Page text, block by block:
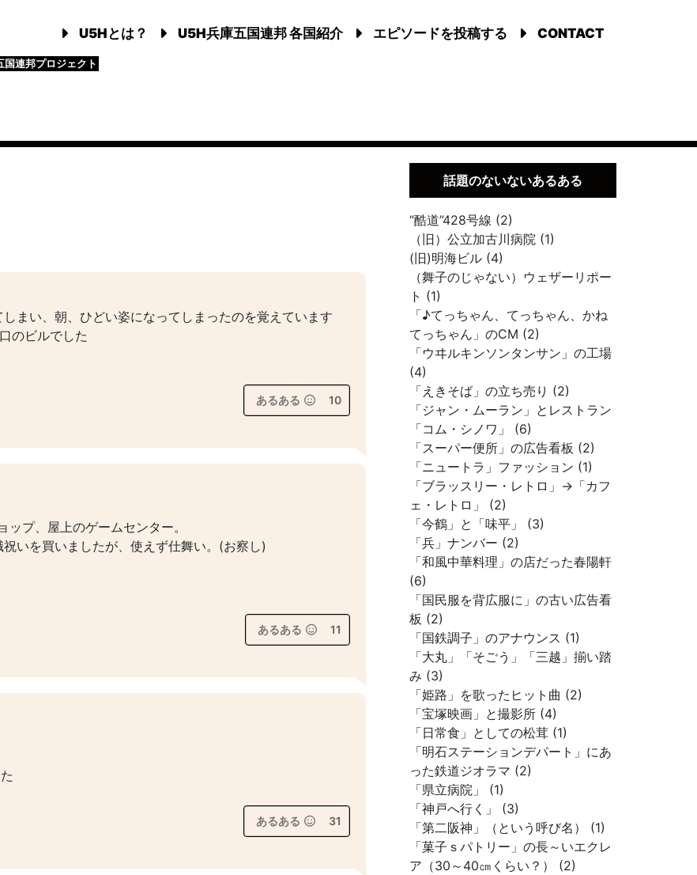
U5Hとは？ U5H兵庫五国連邦 各国紹介 エピソードを投稿する CONTACT
国連邦プロジェクト
まい、朝、ひどい姿になってしまったのを覚えています
のビルでした
あるある 10
プ、屋上のゲームセンター。
いを買いましたが、使えず仕舞い。(お察し)
あるある 11
あるある 31
話題のないないあるある
“酷道”428号線 (2)
（旧）公立加古川病院 (1)
(旧)明海ビル (4)
（舞子のじゃない）ウェザーリポー
ト (1)
「♪てっちゃん、てっちゃん、かね
てっちゃん」のCM (2)
「ウヰルキンソンタンサン」の工場
(4)
「えきそば」の立ち売り (2)
「ジャン・ムーラン」とレストラン
「コム・シノワ」 (6)
「スーパー便所」の広告看板 (2)
「ニュートラ」ファッション (1)
「ブラッスリー・レトロ」→「カフ
ェ・レトロ」 (2)
「今鶴」と「味平」 (3)
「兵」ナンバー (2)
「和風中華料理」の店だった春陽軒
(6)
「国民服を背広服に」の古い広告看
板 (2)
「国鉄調子」のアナウンス (1)
「大丸」「そごう」「三越」揃い踏
み (3)
「姫路」を歌ったヒット曲 (2)
「宝塚映画」と撮影所 (4)
「日常食」としての松茸 (1)
「明石ステーションデパート」にあ
った鉄道ジオラマ (2)
「県立病院」 (1)
「神戸へ行く」 (3)
「第二阪神」（という呼び名） (1)
「菓子ｓパトリー」の長～いエクレ
ア（30～40㎝くらい？） (2)